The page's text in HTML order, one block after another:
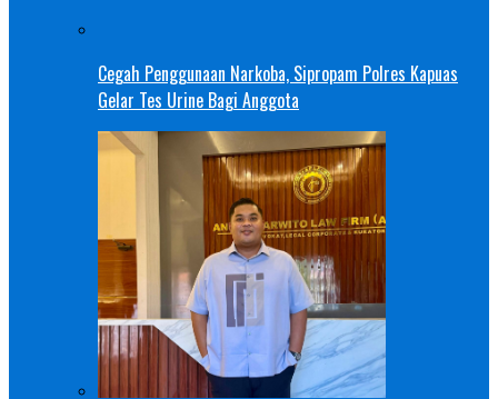
Cegah Penggunaan Narkoba, Sipropam Polres Kapuas
Gelar Tes Urine Bagi Anggota